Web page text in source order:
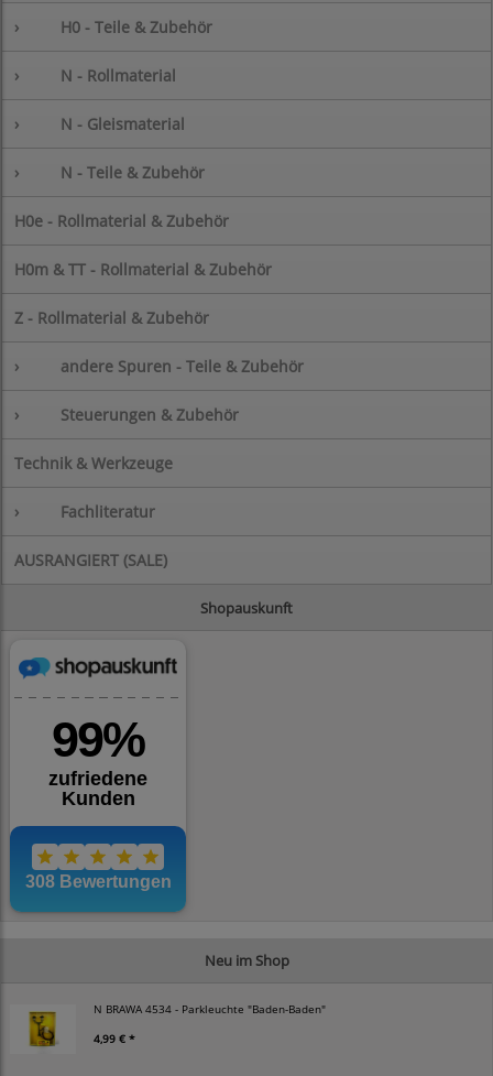
› H0 - Teile & Zubehör
› N - Rollmaterial
› N - Gleismaterial
› N - Teile & Zubehör
H0e - Rollmaterial & Zubehör
H0m & TT - Rollmaterial & Zubehör
Z - Rollmaterial & Zubehör
› andere Spuren - Teile & Zubehör
› Steuerungen & Zubehör
Technik & Werkzeuge
› Fachliteratur
AUSRANGIERT (SALE)
Shopauskunft
Neu im Shop
N BRAWA 4534 - Parkleuchte "Baden-Baden"
4,99 € *